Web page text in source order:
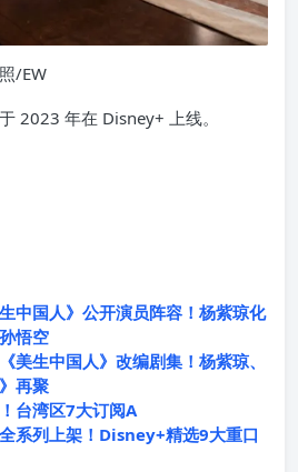
/EW
2023 年在 Disney+ 上线。
中国人》公开演员阵容！杨紫琼化
悟空
美生中国人》改编剧集！杨紫琼、
再聚
台湾区7大订阅A
系列上架！Disney+精选9大重口